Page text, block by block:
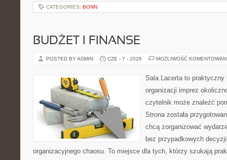
CATEGORIES: BONN
BUDŻET I FINANSE
POSTED BY ADMIN CZE - 7 - 2026 MOŻLIWOŚĆ
Sala Lacerta to praktyczny
organizacji imprez
czytelnik może znaleźć
Strona została
chcą zorganizować
bez przypadkowych
organizacyjnego chaosu. To miejsce dla tych, którzy szukają